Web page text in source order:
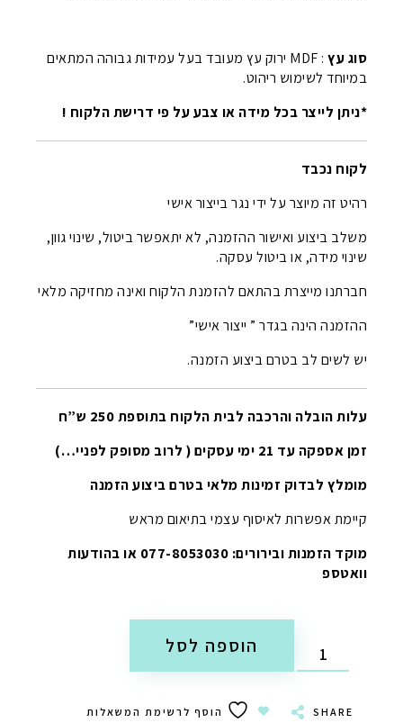
סוג עץ
: MDF ירוק עץ מעובד בעל עמידות גבוהה המתאים
במיוחד לשימוש ריהוט.
*ניתן לייצר בכל מידה או צבע על פי דרישת הלקוח !
לקוח נכבד
רהיט זה מיוצר על ידי נגר בייצור אישי
משלב ביצוע ואישור ההזמנה, לא יתאפשר ביטול, שינוי גוון,
שינוי מידה, או ביטול עסקה.
חברתנו מייצרת בהתאם להזמנת הלקוח ואינה מחזיקה מלאי
ההזמנה הינה בגדר ” ייצור אישי”
יש לשים לב בטרם ביצוע הזמנה.
עלות הובלה והרכבה לבית הלקוח בתוספת 250 ש”ח
זמן אספקה עד 21 ימי עסקים ( לרוב מסופק לפניי…)
מומלץ לבדוק זמינות מלאי בטרם ביצוע הזמנה
קיימת אפשרות לאיסוף עצמי בתיאום מראש
מוקד הזמנות ובירורים: 077-8053030 או בהודעות
וואטספ
הוספה לסל
SHARE הוסף לרשימת המשאלות